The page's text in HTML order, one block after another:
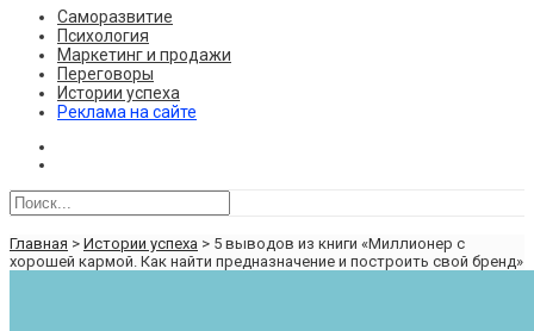
Саморазвитие
Психология
Маркетинг и продажи
Переговоры
Истории успеха
Реклама на сайте
Главная > Истории успеха > 5 выводов из книги «Миллионер с
хорошей кармой. Как найти предназначение и построить свой бренд»